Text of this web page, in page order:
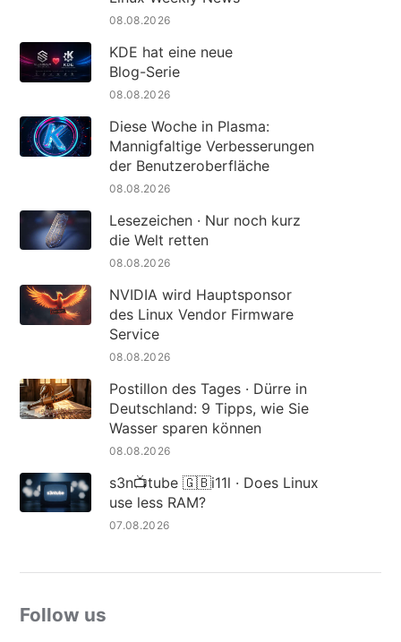
08.08.2026
KDE hat eine neue
Blog-Serie
08.08.2026
Diese Woche in Plasma:
Mannigfaltige Verbesserungen
der Benutzeroberfläche
08.08.2026
Lesezeichen · Nur noch kurz
die Welt retten
08.08.2026
NVIDIA wird Hauptsponsor
des Linux Vendor Firmware
Service
08.08.2026
Postillon des Tages · Dürre in
Deutschland: 9 Tipps, wie Sie
Wasser sparen können
08.08.2026
s3n📺tube 🇬🇧i11l · Does Linux
use less RAM?
07.08.2026
Follow us